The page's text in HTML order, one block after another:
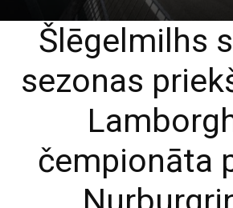
Šlēgelmilhs
sezonas
čempionāta